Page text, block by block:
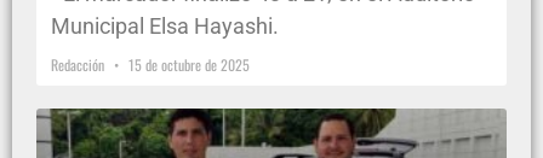
Municipal Elsa Hayashi.
Redacción 15 de octubre de 2025